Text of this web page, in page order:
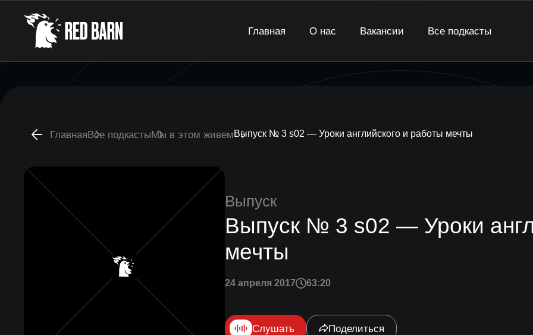
Главная О нас Вакансии Все подкасты
ГлавнаяВсе подкастыМы в этом живемВыпуск № 3 s02 — Уроки английского и работы мечты
Выпуск
Выпуск № 3 s02 — Уроки
мечты
24 апреля 2017 63:20
Слушать Поделиться